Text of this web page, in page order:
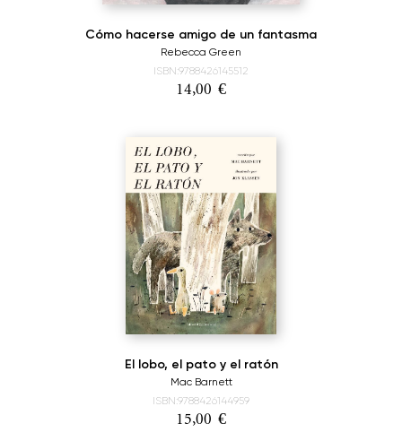
Cómo hacerse amigo de un fantasma
Rebecca Green
ISBN:9788426145512
14,00 €
El lobo, el pato y el ratón
Mac Barnett
ISBN:9788426144959
15,00 €